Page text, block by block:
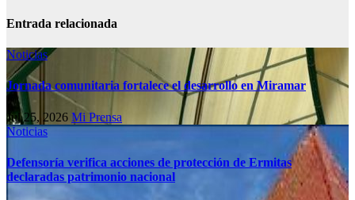
Entrada relacionada
Noticias
Jornada comunitaria fortalece el desarrollo en Miramar
Jul 25, 2026 Mi Prensa
Noticias
Defensoría verifica acciones de protección de Ermitas
declaradas patrimonio nacional